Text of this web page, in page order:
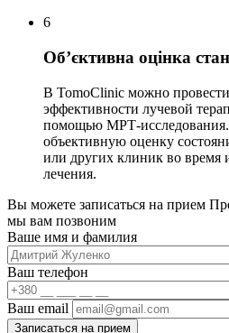
6
Об’єктивна оцінка
В TomoClinic можно
эффективности лучевой
помощью МРТ-
объективную оценку
или других клиник во время
лечения.
Вы можете записаться на прием
мы вам позвоним
Ваше имя и фамилия
Ваш телефон
Ваш email